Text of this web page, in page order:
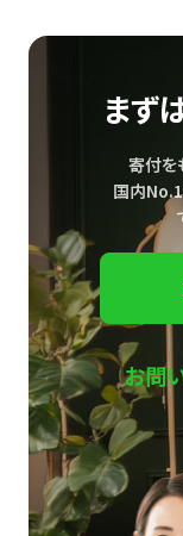
まず
寄付を
国内
お問